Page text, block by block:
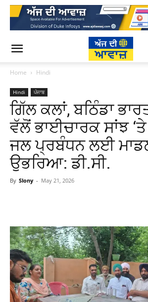
Home Hindi
Hindi ਪੰਜਾਬ
ਗਿੱਲ ਕਲਾਂ, ਬਠਿੰਡਾ
ਵੱਲੋਂ ਭਾਈਚਾਰਕ ਸਾਂਝ
ਜਲ ਪ੍ਰਬੰਧਨ ਲਈ
ਉਭਰਿਆ: ਡੀ.ਸੀ.
By Slony - May 21, 2026